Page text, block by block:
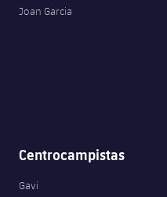
Joan Garcia
Centrocampistas
Gavi